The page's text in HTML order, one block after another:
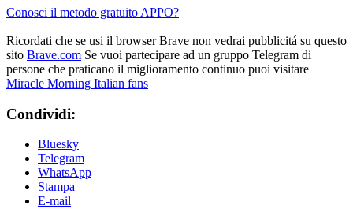
Conosci il metodo gratuito APPO?
Ricordati che se usi il browser Brave non vedrai pubblicitá su questo
sito Brave.com Se vuoi partecipare ad un gruppo Telegram di
persone che praticano il miglioramento continuo puoi visitare
Miracle Morning Italian fans
Condividi:
Bluesky
Telegram
WhatsApp
Stampa
E-mail